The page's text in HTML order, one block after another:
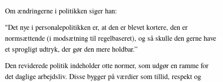
Om ændringerne i politikken siger han:
"Det nye i personalepolitikken er, at den er blevet kortere, den er
normsættende (i modsætning til regelbaseret), og så skulle den gerne have
et sprogligt udtryk, der gør den mere holdbar.”
Den reviderede politik indeholder otte normer, som udgør en ramme for
det daglige arbejdsliv. Disse bygger på værdier som tillid, respekt og